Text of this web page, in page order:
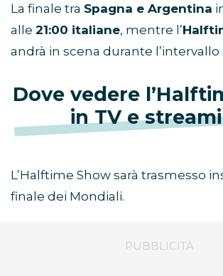
La finale tra Spagna e Argentina
alle 21:00 italiane, mentre l’
andrà in scena durante
Dove vedere
in TV e
L’Halftime Show sarà trasmesso
finale dei Mondiali.